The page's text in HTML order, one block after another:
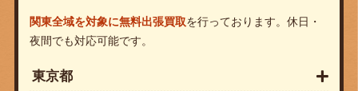
関東全域を対象に無料出張買取を行っております。休日・
夜間でも対応可能です。
東京都